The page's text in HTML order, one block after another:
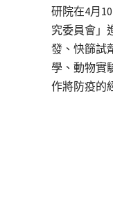
研院在4月
究委員會」
發、快篩試
學、動物實
作將防疫的